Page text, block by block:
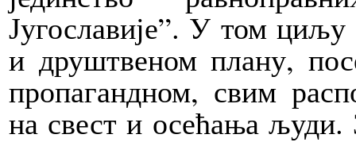
Југославије”. У том
и друштвеном плану,
пропагандном, свим
на свест и осећања људи.